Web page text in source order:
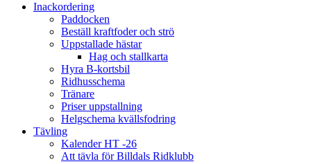
Inackordering
Paddocken
Beställ kraftfoder och strö
Uppstallade hästar
Hag och stallkarta
Hyra B-kortsbil
Ridhusschema
Tränare
Priser uppstallning
Helgschema kvällsfodring
Tävling
Kalender HT -26
Att tävla för Billdals Ridklubb